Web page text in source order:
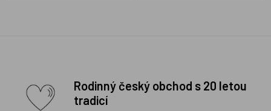
Rodinný český obchod s 20 letou
tradicí